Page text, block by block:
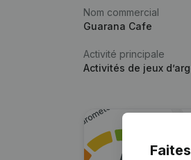
Nom commercial
Guarana Cafe
Activité principale
Activités de jeux